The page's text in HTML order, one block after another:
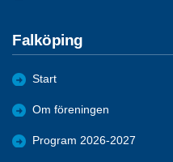
Falköping
Start
Om föreningen
Program 2026-2027